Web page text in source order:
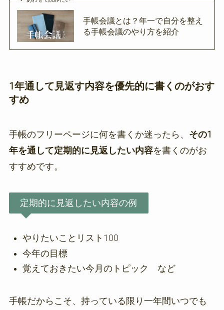
手帳会議とは？年一で自分を整え
る手帳会議のやり方を紹介
1年通して見返す内容を優先的に書くのがおす
すめ
手帳のフリーページに何を書くか迷ったら、 その1
年を通して定期的に見返したい内容を書くのがお
すすめです。
定期的に見返したい内容の例
やりたいことリスト100
今年の目標
覚えておきたい今月のトピック など
手帳だからこそ、持っている限り一年間いつでも